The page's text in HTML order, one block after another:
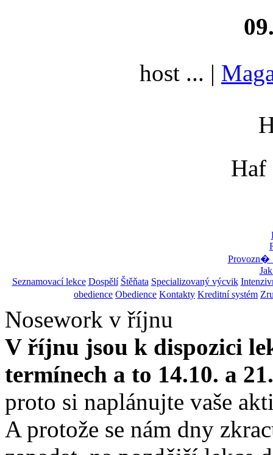
host ... |
Haf
Seznamovací lekce Dospělí Štěňata Specializovaný výcvik
obedience Obedience Kontakty Kreditní systém
Nosework v říjnu
V říjnu jsou k dispozici
termínech a to 14.10. a
proto si naplánujte vaše
A protože se nám dny